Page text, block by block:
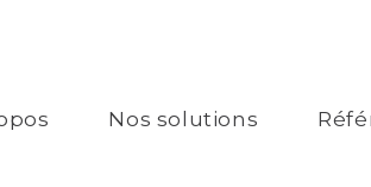
Nos solutions